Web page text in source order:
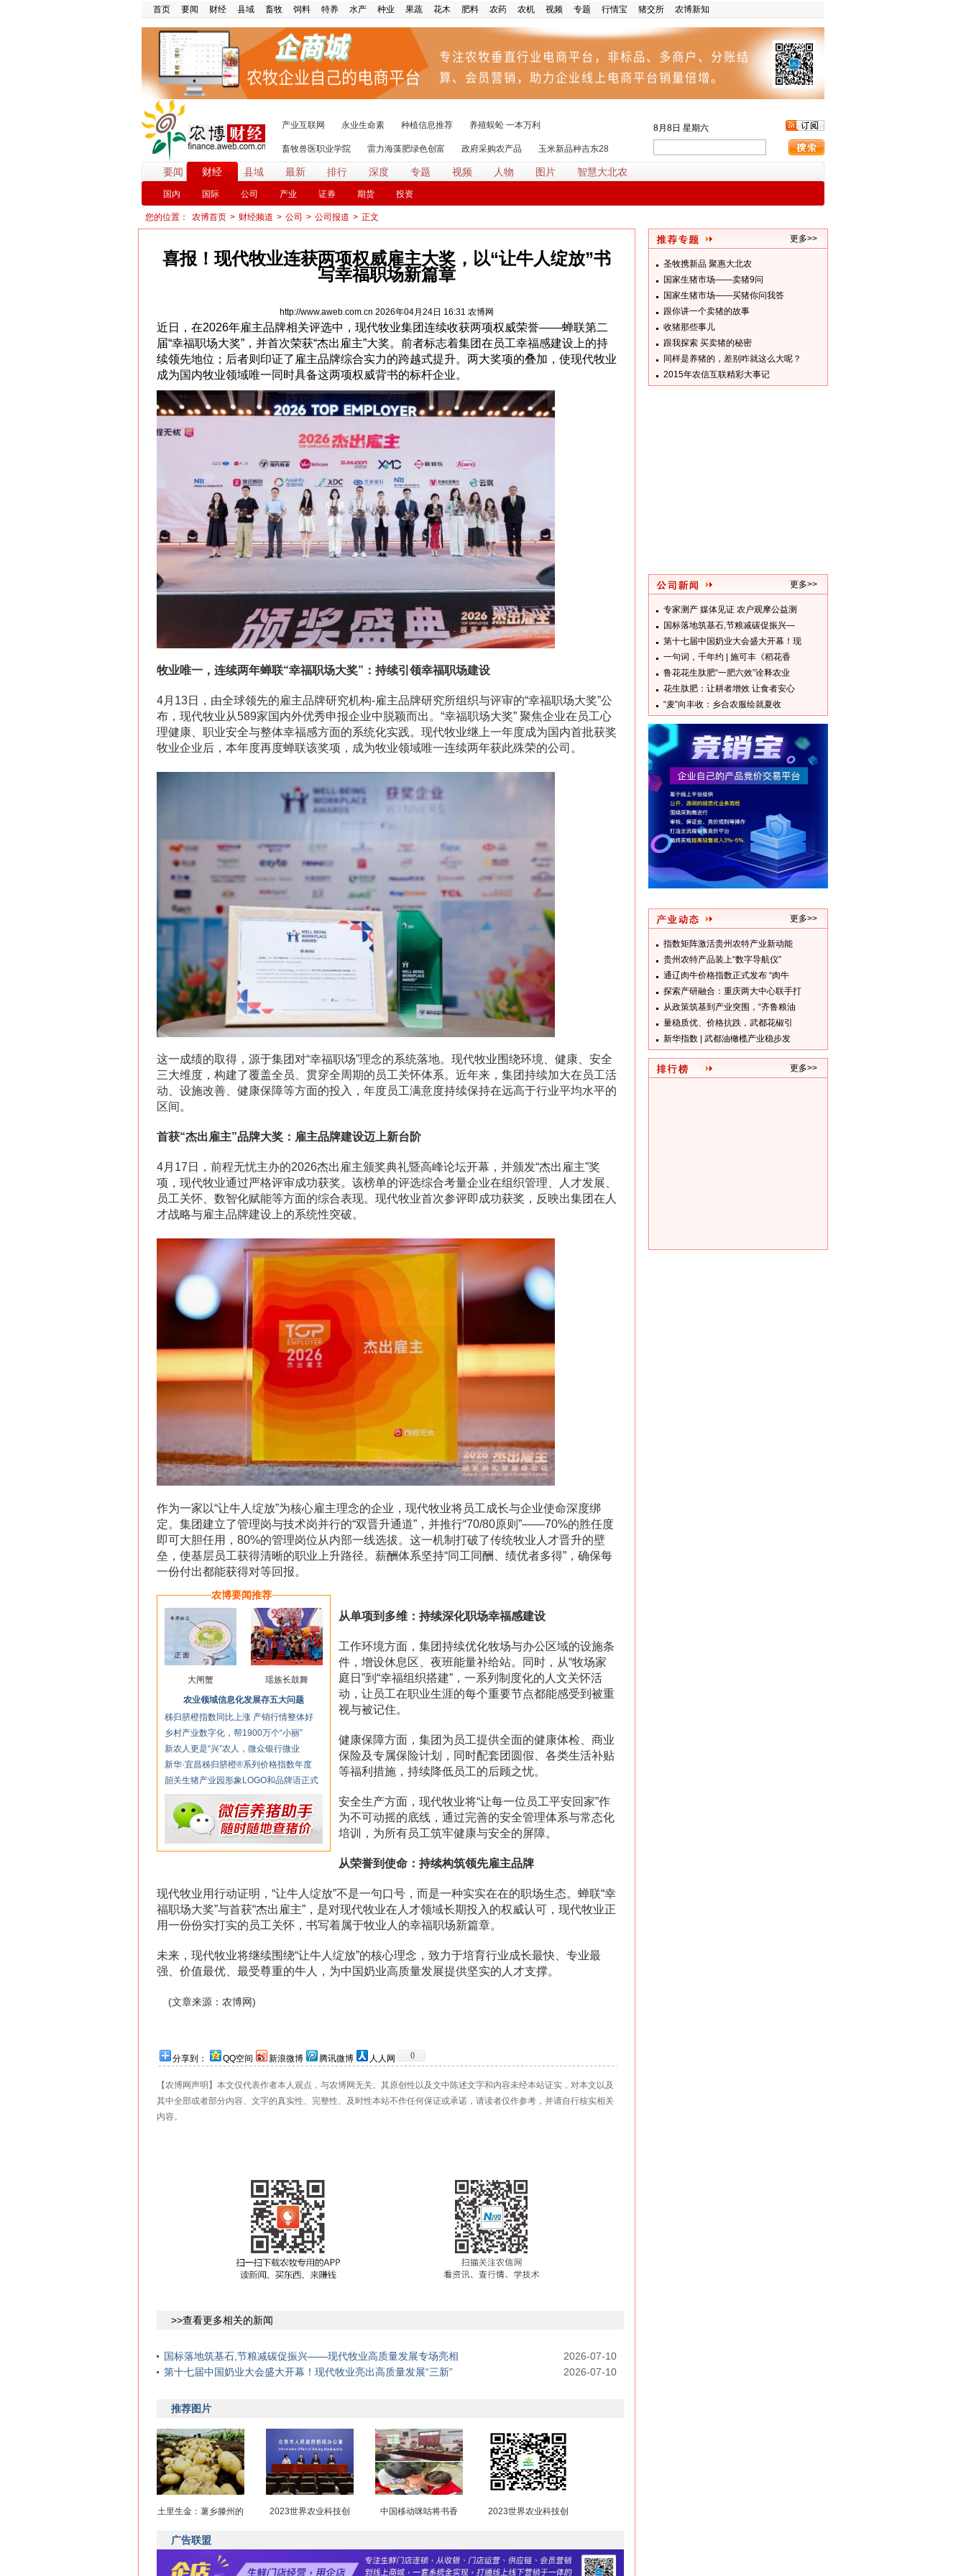
首页 要闻 财经 县域 畜牧 饲料 特养 水产 种业 果蔬 花木 肥料 农药 农机 视频 专题 行情宝 猪交所 农博新知
产业互联网 永业生命素 种植信息推荐 养殖蜈蚣 一本万利
畜牧兽医职业学院 雷力海藻肥绿色创富 政府采购农产品 玉米新品种吉东28
8月8日 星期六
要闻 财经 县域 最新 排行 深度 专题 视频 人物 图片 智慧大北农
国内 国际 公司 产业 证券 期货 投资
您的位置： 农博首页 > 财经频道 > 公司 > 公司报道 > 正文
喜报！现代牧业连获两项权威雇主大奖，以“让牛人绽放”书
写幸福职场新篇章
http://www.aweb.com.cn 2026年04月24日 16:31 农博网
近日，在2026年雇主品牌相关评选中，现代牧业集团连续收获两项权威荣誉——蝉联第二
届“幸福职场大奖”，并首次荣获“杰出雇主”大奖。前者标志着集团在员工幸福感建设上的持
续领先地位；后者则印证了雇主品牌综合实力的跨越式提升。两大奖项的叠加，使现代牧业
成为国内牧业领域唯一同时具备这两项权威背书的标杆企业。
牧业唯一，连续两年蝉联“幸福职场大奖”：持续引领幸福职场建设
4月13日，由全球领先的雇主品牌研究机构-雇主品牌研究所组织与评审的“幸福职场大奖”公
布，现代牧业从589家国内外优秀申报企业中脱颖而出。“幸福职场大奖” 聚焦企业在员工心
理健康、职业安全与整体幸福感方面的系统化实践。现代牧业继上一年度成为国内首批获奖
牧业企业后，本年度再度蝉联该奖项，成为牧业领域唯一连续两年获此殊荣的公司。
这一成绩的取得，源于集团对“幸福职场”理念的系统落地。现代牧业围绕环境、健康、安全
三大维度，构建了覆盖全员、贯穿全周期的员工关怀体系。近年来，集团持续加大在员工活
动、设施改善、健康保障等方面的投入，年度员工满意度持续保持在远高于行业平均水平的
区间。
首获“杰出雇主”品牌大奖：雇主品牌建设迈上新台阶
4月17日，前程无忧主办的2026杰出雇主颁奖典礼暨高峰论坛开幕，并颁发“杰出雇主”奖
项，现代牧业通过严格评审成功获奖。该榜单的评选综合考量企业在组织管理、人才发展、
员工关怀、数智化赋能等方面的综合表现。现代牧业首次参评即成功获奖，反映出集团在人
才战略与雇主品牌建设上的系统性突破。
作为一家以“让牛人绽放”为核心雇主理念的企业，现代牧业将员工成长与企业使命深度绑
定。集团建立了管理岗与技术岗并行的“双晋升通道”，并推行“70/80原则”——70%的胜任度
即可大胆任用，80%的管理岗位从内部一线选拔。这一机制打破了传统牧业人才晋升的壁
垒，使基层员工获得清晰的职业上升路径。薪酬体系坚持“同工同酬、绩优者多得”，确保每
一份付出都能获得对等回报。
农博要闻推荐
大闸蟹
瑶族长鼓舞
农业领域信息化发展存五大问题
秭归脐橙指数同比上涨 产销行情整体好
乡村产业数字化，帮1900万个“小丽”
新农人更是“兴”农人，微众银行微业
新华·宜昌秭归脐橙®系列价格指数年度
韶关生猪产业园形象LOGO和品牌语正式
从单项到多维：持续深化职场幸福感建设
工作环境方面，集团持续优化牧场与办公区域的设施条
件，增设休息区、夜班能量补给站。同时，从“牧场家
庭日”到“幸福组织搭建”，一系列制度化的人文关怀活
动，让员工在职业生涯的每个重要节点都能感受到被重
视与被记住。
健康保障方面，集团为员工提供全面的健康体检、商业
保险及专属保险计划，同时配套团圆假、各类生活补贴
等福利措施，持续降低员工的后顾之忧。
安全生产方面，现代牧业将“让每一位员工平安回家”作
为不可动摇的底线，通过完善的安全管理体系与常态化
培训，为所有员工筑牢健康与安全的屏障。
从荣誉到使命：持续构筑领先雇主品牌
现代牧业用行动证明，“让牛人绽放”不是一句口号，而是一种实实在在的职场生态。蝉联“幸
福职场大奖”与首获“杰出雇主”，是对现代牧业在人才领域长期投入的权威认可，现代牧业正
用一份份实打实的员工关怀，书写着属于牧业人的幸福职场新篇章。
未来，现代牧业将继续围绕“让牛人绽放”的核心理念，致力于培育行业成长最快、专业最
强、价值最优、最受尊重的牛人，为中国奶业高质量发展提供坚实的人才支撑。
(文章来源：农博网)
分享到： QQ空间 新浪微博 腾讯微博 人人网 0
【农博网声明】本文仅代表作者本人观点，与农博网无关。其原创性以及文中陈述文字和内容未经本站证实，对本文以及
其中全部或者部分内容、文字的真实性、完整性、及时性本站不作任何保证或承诺，请读者仅作参考，并请自行核实相关
内容。
>>查看更多相关的新闻
国标落地筑基石,节粮减碳促振兴——现代牧业高质量发展专场亮相
2026-07-10
第十七届中国奶业大会盛大开幕！现代牧业亮出高质量发展“三新”
2026-07-10
推荐图片
土里生金：薯乡滕州的 2023世界农业科技创 中国移动咪咕将书香 2023世界农业科技创
广告联盟
更多>>
圣牧携新品 聚惠大北农
国家生猪市场——卖猪9问
国家生猪市场——买猪你问我答
跟你讲一个卖猪的故事
收猪那些事儿
跟我探索 买卖猪的秘密
同样是养猪的，差别咋就这么大呢？
2015年农信互联精彩大事记
更多>>
专家测产 媒体见证 农户观摩公益测
国标落地筑基石,节粮减碳促振兴—
第十七届中国奶业大会盛大开幕！现
一句词，千年约 | 施可丰《稻花香
鲁花花生肽肥“一肥六效”诠释农业
花生肽肥：让耕者增效 让食者安心
“麦”向丰收：乡合农服绘就夏收
更多>>
指数矩阵激活贵州农特产业新动能
贵州农特产品装上“数字导航仪”
通辽肉牛价格指数正式发布 “肉牛
探索产研融合：重庆两大中心联手打
从政策筑基到产业突围，“齐鲁粮油
量稳质优、价格抗跌，武都花椒引
新华指数 | 武都油橄榄产业稳步发
更多>>